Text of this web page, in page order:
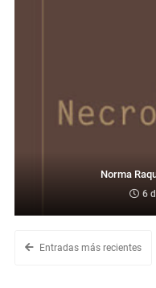
Norma
6
Entradas más recientes